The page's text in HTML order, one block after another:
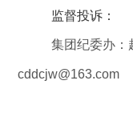
监督投诉：
集团纪委办：
cddcjw@163.com